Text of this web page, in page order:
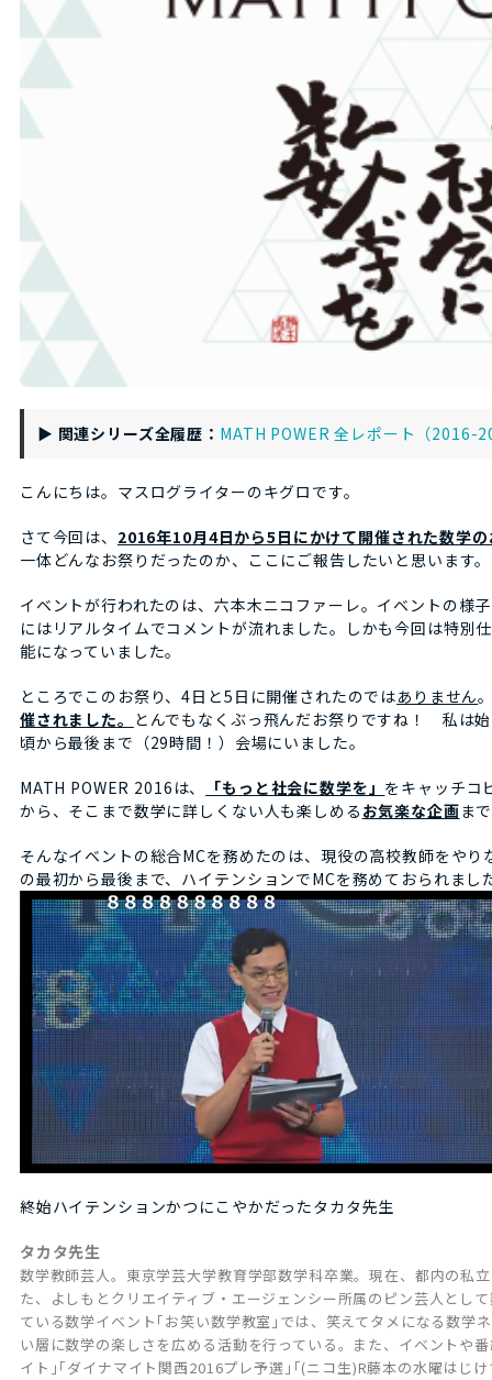
▶ 関連シリーズ全履歴： MATH POWER 全レポート（2016-
こんにちは。マスログライターのキグロです。
さて今回は、 2016年10月4日から5日にかけて開催された数学
一体どんなお祭りだったのか、ここにご報告したいと思います。
イベントが行われたのは、六本木ニコファーレ。イベントの様
にはリアルタイムでコメントが流れました。しかも今回は特別
能になっていました。
ところでこのお祭り、4日と5日に開催されたのではありません
催されました。 とんでもなくぶっ飛んだお祭りですね！ 私は
頃から最後まで（29時間！）会場にいました。
MATH POWER 2016は、 「もっと社会に数学を」 をキャッチコ
から、そこまで数学に詳しくない人も楽しめる お気楽な企画ま
そんなイベントの総合MCを務めたのは、現役の高校教師をや
の最初から最後まで、ハイテンションでMCを務めておられまし
終始ハイテンションかつにこやかだったタカタ先生
タカタ先生
数学教師芸人。東京学芸大学教育学部数学科卒業。現在、都内の私
た、よしもとクリエイティブ・エージェンシー所属のピン芸人とし
ている数学イベント｢お笑い数学教室｣では、笑えてタメになる数学
い層に数学の楽しさを広める活動を行っている。また、イベントや
イト｣｢ダイナマイト関西2016プレ予選｣｢(ニコ生)R藤本の水曜はじ